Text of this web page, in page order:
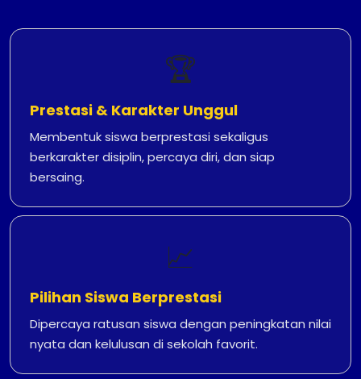
🏆
Prestasi & Karakter Unggul
Membentuk siswa berprestasi sekaligus
berkarakter disiplin, percaya diri, dan siap
bersaing.
📈
Pilihan Siswa Berprestasi
Dipercaya ratusan siswa dengan peningkatan nilai
nyata dan kelulusan di sekolah favorit.